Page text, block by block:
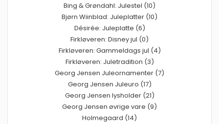
Bing & Grøndahl: Julestel (10)
Bjørn Wiinblad: Juleplatter (10)
Désirée: Juleplatte (6)
Firkløveren: Disney jul (0)
Firkløveren: Gammeldags jul (4)
Firkløveren: Juletradition (3)
Georg Jensen Juleornamenter (7)
Georg Jensen Juleuro (17)
Georg Jensen lysholder (21)
Georg Jensen øvrige vare (9)
Holmegaard (14)